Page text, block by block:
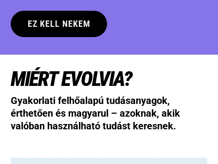
EZ KELL NEKEM
MIÉRT EVOLVIA?
Gyakorlati felhőalapú tudásanyagok,
érthetően és magyarul – azoknak, akik
valóban használható tudást keresnek.